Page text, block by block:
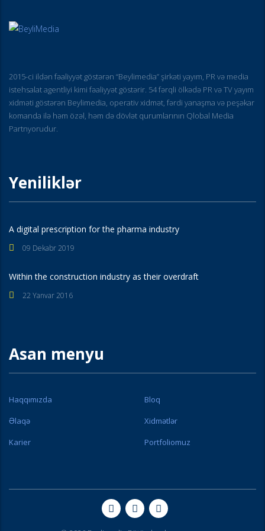
2015-ci ildən fəaliyyət göstərən “Beylimedia” şirkəti yayım, PR və media
istehsalat agentliyi kimi fəaliyyət göstərir. 54 fərqli ölkədə PR və TV yayım
xidməti göstərən Beylimedia, operativ xidmət, fərdi yanaşma və peşəkar
komanda ilə həm özəl, həm də dövlət qurumlarının Qlobal Media
Partnyorudur.
Yeniliklər
A digital prescription for the pharma industry
09 Dekabr 2019
Within the construction industry as their overdraft
22 Yanvar 2016
Asan menyu
Haqqımızda
Bloq
Əlaqə
Xidmətlər
Karier
Portfoliomuz